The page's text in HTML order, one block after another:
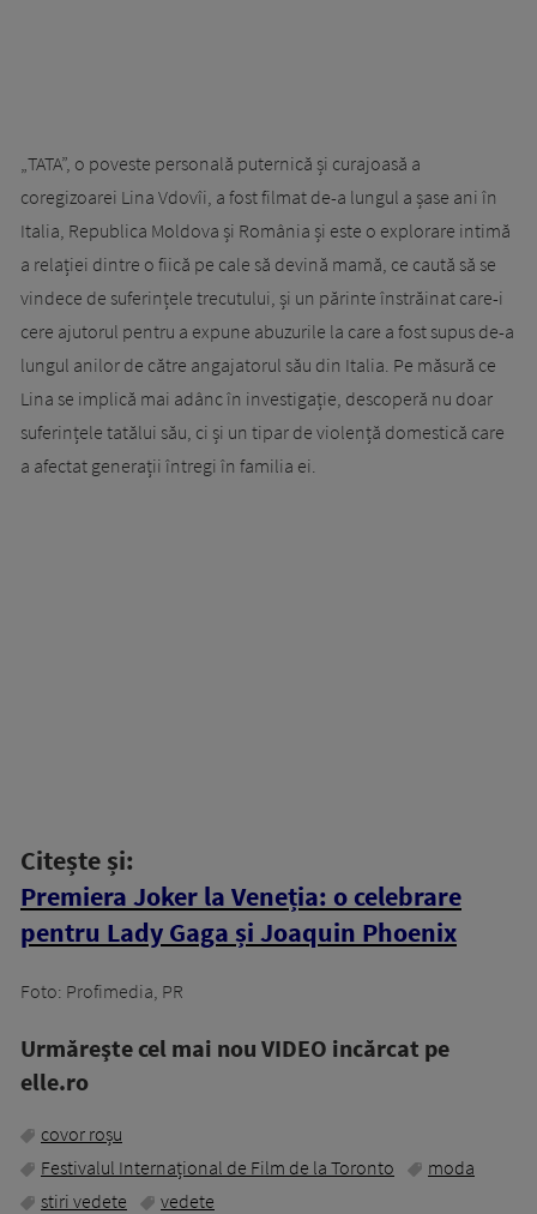
„TATA”, o poveste personală puternică și curajoasă a
coregizoarei Lina Vdovîi, a fost filmat de-a lungul a șase ani în
Italia, Republica Moldova și România și este o explorare intimă
a relației dintre o fiică pe cale să devină mamă, ce caută să se
vindece de suferințele trecutului, și un părinte înstrăinat care-i
cere ajutorul pentru a expune abuzurile la care a fost supus de-a
lungul anilor de către angajatorul său din Italia. Pe măsură ce
Lina se implică mai adânc în investigație, descoperă nu doar
suferințele tatălui său, ci și un tipar de violență domestică care
a afectat generații întregi în familia ei.
Citește și:
Premiera Joker la Veneția: o celebrare
pentru Lady Gaga și Joaquin Phoenix
Foto: Profimedia, PR
Urmăreşte cel mai nou VIDEO incărcat pe
elle.ro
covor roșu
Festivalul Internațional de Film de la Toronto
moda
stiri vedete
vedete